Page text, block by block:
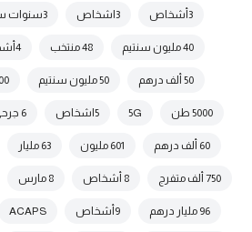
3أشخاص 3اشخاص 3سنوات سجنا
40 مليون سنتيم 48 منتخب 4أشخاص
50 ألف درهم 50 مليون سنتيم
5000 طن 5G 5اشخاص 6 جرحى
60 ألف درهم 601 مليون 63 مليار
750 ألف متفرج 8 أشخاص 8 مارس
96 مليار درهم 9أشخاص ACAPS